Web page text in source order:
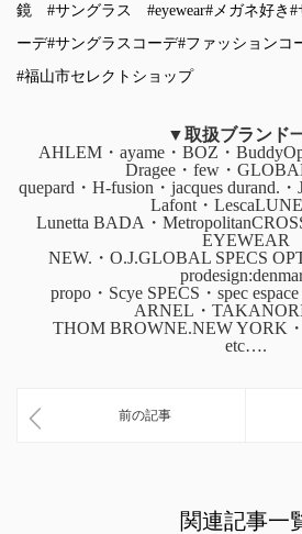
鏡
#サングラス #eyewear#メガネ好き #
ーデ#サングラスコーデ#ファッションコ
#福山市セレクトショップ
▼取扱ブランド
AHLEM・ayame・BOZ・
Dragee・few・
quepard・H-fusion・jacques durand.
Lafont・
Lunetta BADA・
EYEWEAR
NEW.・O.J.GLOBAL SPECS
propo・Scye SPECS・spec
ARNEL・
THOM BROWNE.NEW YORK
etc….
前の記事
関連記事一